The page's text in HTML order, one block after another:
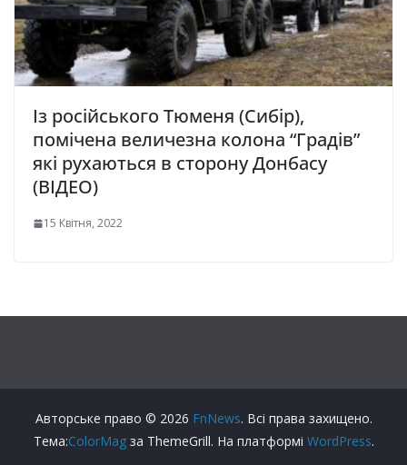
Із російського Тюменя (Сибір),
помічена величезна колона “Градів”
які рухаються в сторону Донбасу
(ВІДЕО)
15 Квітня, 2022
Авторське право © 2026 FnNews. Всі права захищено.
Тема:ColorMagза ThemeGrill. На платформі WordPress.